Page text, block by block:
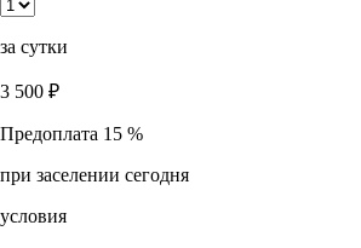
за сутки
3 500 ₽
Предоплата 15 %
при заселении сегодня
условия